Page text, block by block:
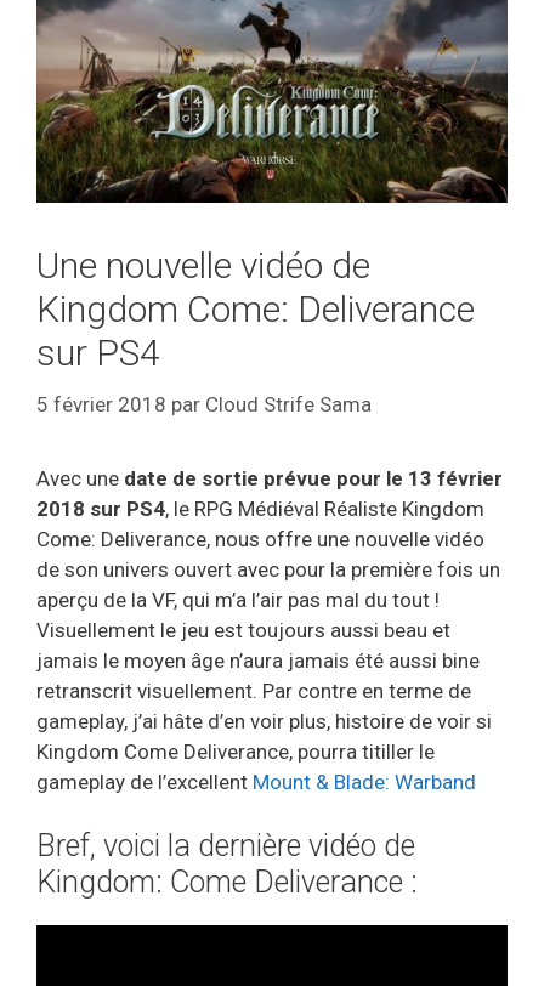
Une nouvelle vidéo de
Kingdom Come: Deliverance
sur PS4
5 février 2018 par Cloud Strife Sama
Avec une date de sortie prévue pour le 13 février
2018 sur PS4, le RPG Médiéval Réaliste Kingdom
Come: Deliverance, nous offre une nouvelle vidéo
de son univers ouvert avec pour la première fois un
aperçu de la VF, qui m’a l’air pas mal du tout !
Visuellement le jeu est toujours aussi beau et
jamais le moyen âge n’aura jamais été aussi bine
retranscrit visuellement. Par contre en terme de
gameplay, j’ai hâte d’en voir plus, histoire de voir si
Kingdom Come Deliverance, pourra titiller le
gameplay de l’excellent Mount & Blade: Warband
Bref, voici la dernière vidéo de
Kingdom: Come Deliverance :